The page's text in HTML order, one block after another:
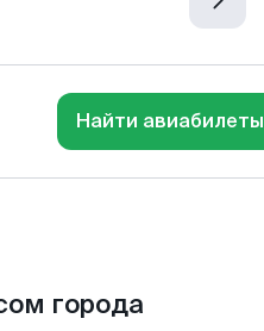
Найти авиабилеты
города